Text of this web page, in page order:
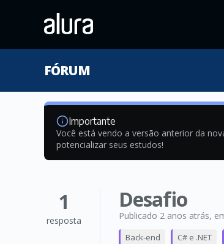
FÓRUM
Importante
Você está vendo a versão anterior da
potencializar seus estudos!
1
resposta
Desafio
Publicado 2 anos atrás,
Back-end C# e .NET